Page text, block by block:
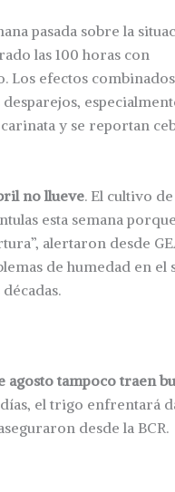
pasada sobre la
las 100 horas con
Los efectos
y se reportan
no llueve. El cultivo
esta semana
alertaron desde
de humedad en el
tampoco traen
el trigo enfrentará
desde la BCR.